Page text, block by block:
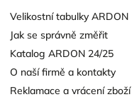
Velikostní tabulky ARDON
Jak se správně změřit
Katalog ARDON 24/25
O naší firmě a kontakty
Reklamace a vrácení zboží